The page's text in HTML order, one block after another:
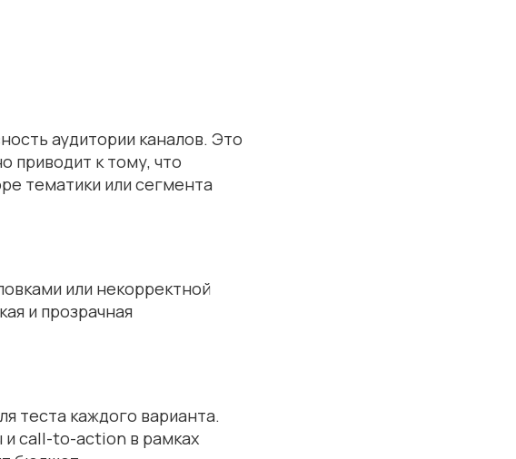
аудитории каналов. Это
приводит к тому, что
тематики или сегмента
или некорректной
и прозрачная
теста каждого варианта.
и call-to-action в рамках